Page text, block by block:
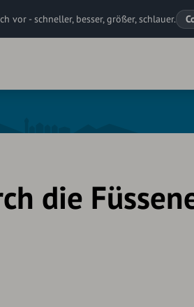
vor - schneller, besser, größer, schlauer.
die